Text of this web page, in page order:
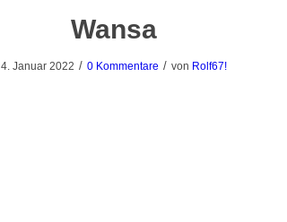
Wansa
4. Januar 2022 / 0 Kommentare / von Rolf67!